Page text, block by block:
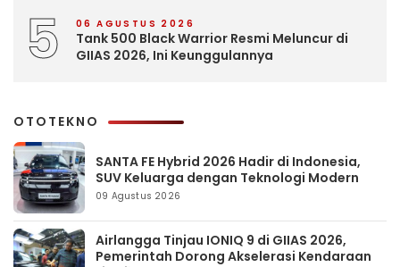
5 06 AGUSTUS 2026
Tank 500 Black Warrior Resmi Meluncur di
GIIAS 2026, Ini Keunggulannya
OTOTEKNO
SANTA FE Hybrid 2026 Hadir di Indonesia,
SUV Keluarga dengan Teknologi Modern
09 Agustus 2026
Airlangga Tinjau IONIQ 9 di GIIAS 2026,
Pemerintah Dorong Akselerasi Kendaraan